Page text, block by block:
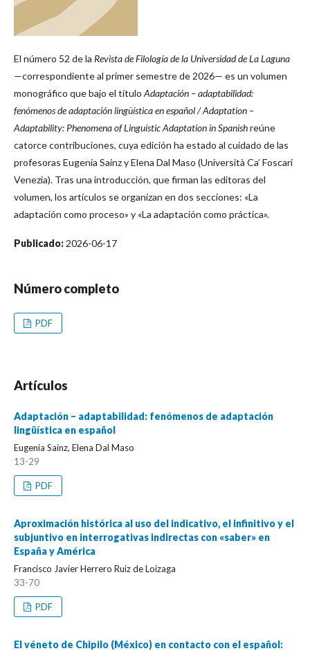
El número 52 de la Revista de Filología de la Universidad de La Laguna
—correspondiente al primer semestre de 2026— es un volumen
monográfico que bajo el título Adaptación – adaptabilidad:
fenómenos de adaptación lingüística en español / Adaptation –
Adaptability: Phenomena of Linguistic Adaptation in Spanishreúne
catorce contribuciones, cuya edición ha estado al cuidado de las
profesoras Eugenia Sainz y Elena Dal Maso (Università Ca’ Foscari
Venezia). Tras una introducción, que firman las editoras del
volumen, los artículos se organizan en dos secciones: «La
adaptación como proceso» y «La adaptación como práctica».
Publicado: 2026-06-17
Número completo
PDF
Artículos
Adaptación – adaptabilidad: fenómenos de adaptación
lingüística en español
Eugenia Sainz, Elena Dal Maso
13-29
PDF
Aproximación histórica al uso del indicativo, el infinitivo y el
subjuntivo en interrogativas indirectas con «saber» en
España y América
Francisco Javier Herrero Ruiz de Loizaga
33-70
PDF
El véneto de Chipilo (México) en contacto con el español: